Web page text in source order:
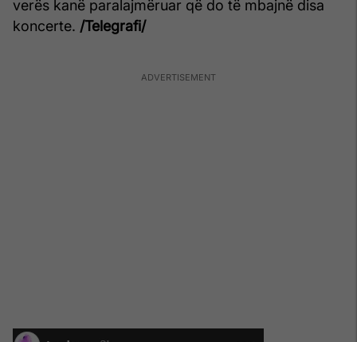
verës kanë paralajmëruar që do të mbajnë disa
koncerte. /Telegrafi/